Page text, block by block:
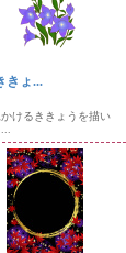
きょ...
けるききょうを描い